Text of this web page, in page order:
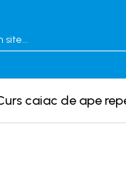
caiac de ape